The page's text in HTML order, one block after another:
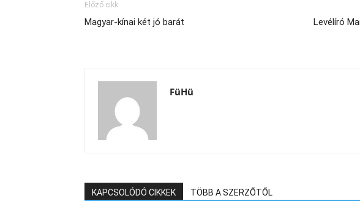
Előző cikk
Magyar-kínai két jó barát
Levélíró
FüHü
KAPCSOLÓDÓ CIKKEK TÖBB A SZERZŐTŐL